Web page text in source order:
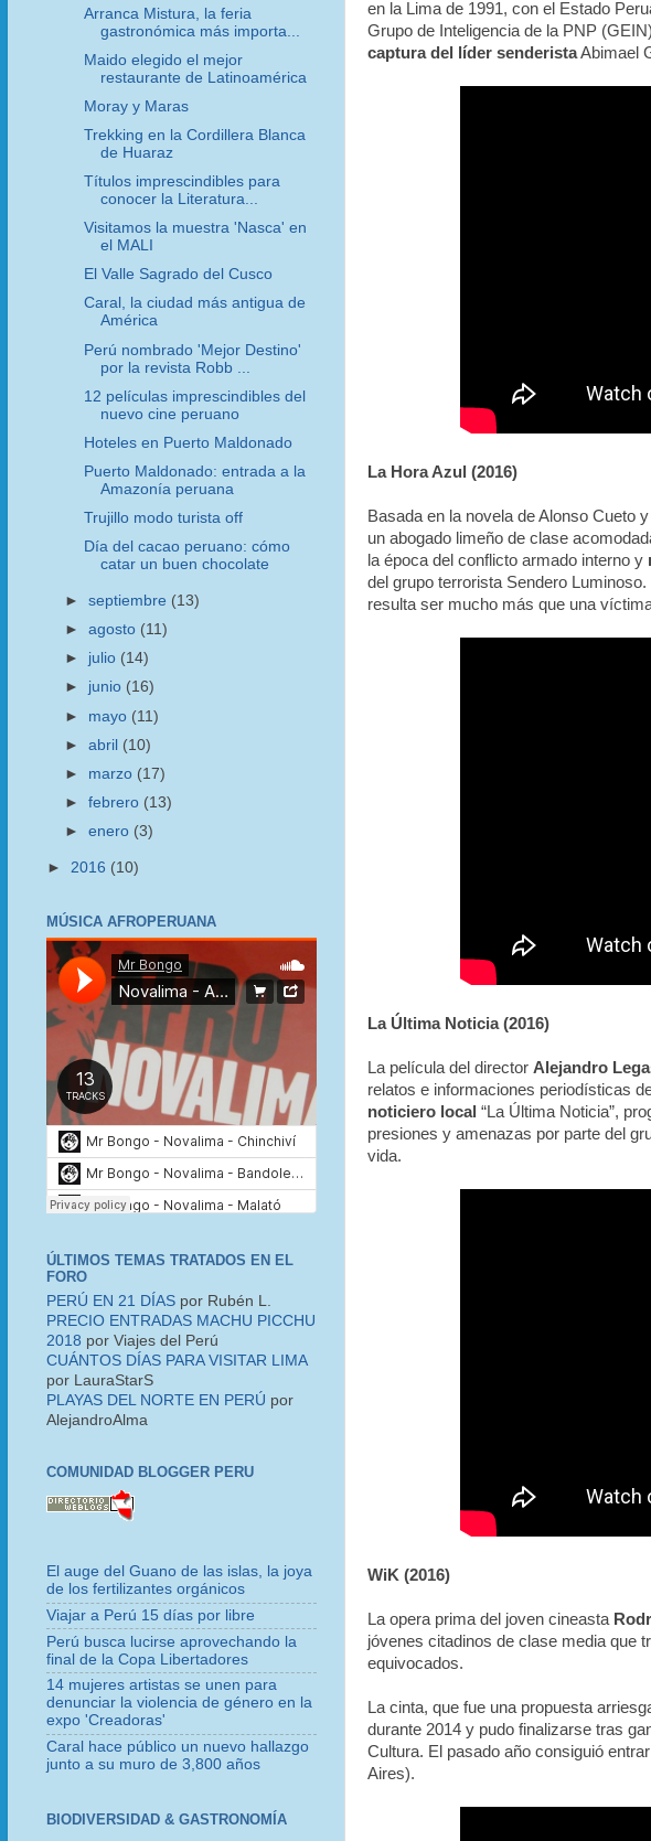
en la Lima de 1991, con el Estado
Grupo de Inteligencia de la PNP
captura del líder senderistaAbimael
La Hora Azul (2016)
Basada en la novela de Alonso Cueto
un abogado limeño de clase
la época del conflicto armado interno y
del grupo terrorista Sendero
resulta ser mucho más que una
La Última Noticia (2016)
La película del director Alejandro
relatos e informaciones periodísticas
noticiero local “La Última Noticia”,
presiones y amenazas por parte del
vida.
WiK (2016)
La opera prima del joven cineasta
jóvenes citadinos de clase media que
equivocados.
La cinta, que fue una propuesta
durante 2014 y pudo finalizarse tras
Cultura. El pasado año consiguió
Aires).
Arranca Mistura, la feria
gastronómica más importa...
Maido elegido el mejor
restaurante de Latinoamérica
Moray y Maras
Trekking en la Cordillera Blanca
de Huaraz
Títulos imprescindibles para
conocer la Literatura...
Visitamos la muestra 'Nasca' en
el MALI
El Valle Sagrado del Cusco
Caral, la ciudad más antigua de
América
Perú nombrado 'Mejor Destino'
por la revista Robb ...
12 películas imprescindibles del
nuevo cine peruano
Hoteles en Puerto Maldonado
Puerto Maldonado: entrada a la
Amazonía peruana
Trujillo modo turista off
Día del cacao peruano: cómo
catar un buen chocolate
►septiembre (13)
►agosto (11)
► julio (14)
► junio (16)
► mayo (11)
►abril (10)
► marzo (17)
►febrero (13)
►enero (3)
► 2016 (10)
MÚSICA AFROPERUANA
ÚLTIMOS TEMAS TRATADOS EN EL
FORO
PERÚ EN 21 DÍAS por Rubén L.
PRECIO ENTRADAS MACHU PICCHU
2018 por Viajes del Perú
CUÁNTOS DÍAS PARA VISITAR LIMA
por LauraStarS
PLAYAS DEL NORTE EN PERÚ por
AlejandroAlma
COMUNIDAD BLOGGER PERU
El auge del Guano de las islas, la joya
de los fertilizantes orgánicos
Viajar a Perú 15 días por libre
Perú busca lucirse aprovechando la
final de la Copa Libertadores
14 mujeres artistas se unen para
denunciar la violencia de género en la
expo 'Creadoras'
Caral hace público un nuevo hallazgo
junto a su muro de 3,800 años
BIODIVERSIDAD & GASTRONOMÍA